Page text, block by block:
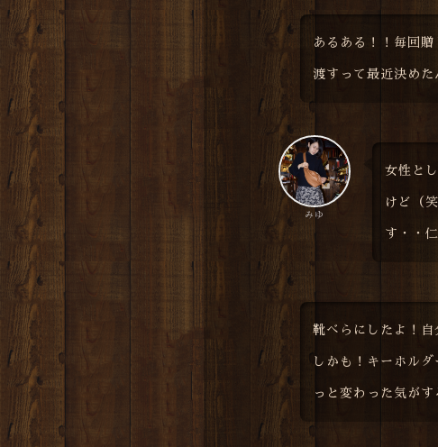
あるある！！毎回
渡すって最近決めた
みゆ
女性と
けど（
す・・
靴べらにしたよ！自
しかも！キーホル
っと変わった気がす